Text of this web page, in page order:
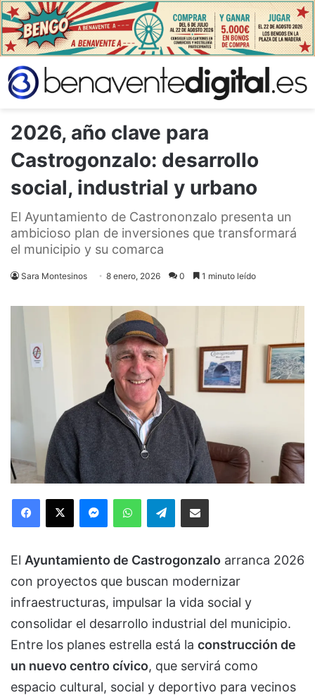
2026, año clave para
Castrogonzalo: desarrollo
social, industrial y urbano
El Ayuntamiento de Castrononzalo presenta un
ambicioso plan de inversiones que transformará
el municipio y su comarca
Sara Montesinos 8 enero, 2026 0 1 minuto leído
Facebook
X MessengerWhatsAppTelegramCompartir via Email
El Ayuntamiento de Castrogonzalo arranca 2026
con proyectos que buscan modernizar
infraestructuras, impulsar la vida social y
consolidar el desarrollo industrial del municipio.
Entre los planes estrella está la construcción de
un nuevo centro cívico, que servirá como
espacio cultural, social y deportivo para vecinos